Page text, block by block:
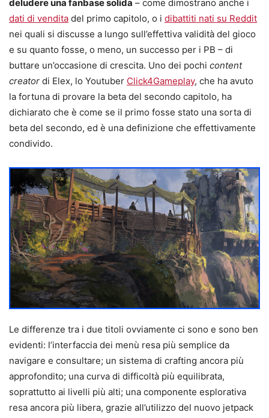
deludere una fanbase solida – come dimostrano anche i
dati di vendita del primo capitolo, o i dibattiti nati su Reddit
nei quali si discusse a lungo sull’effettiva validità del gioco
e su quanto fosse, o meno, un successo per i PB – di
buttare un’occasione di crescita. Uno dei pochi content
creator di Elex, lo Youtuber Click4Gameplay, che ha avuto
la fortuna di provare la beta del secondo capitolo, ha
dichiarato che è come se il primo fosse stato una sorta di
beta del secondo, ed è una definizione che effettivamente
condivido.
Le differenze tra i due titoli ovviamente ci sono e sono ben
evidenti: l’interfaccia dei menù resa più semplice da
navigare e consultare; un sistema di crafting ancora più
approfondito; una curva di difficoltà più equilibrata,
soprattutto ai livelli più alti; una componente esplorativa
resa ancora più libera, grazie all’utilizzo del nuovo jetpack